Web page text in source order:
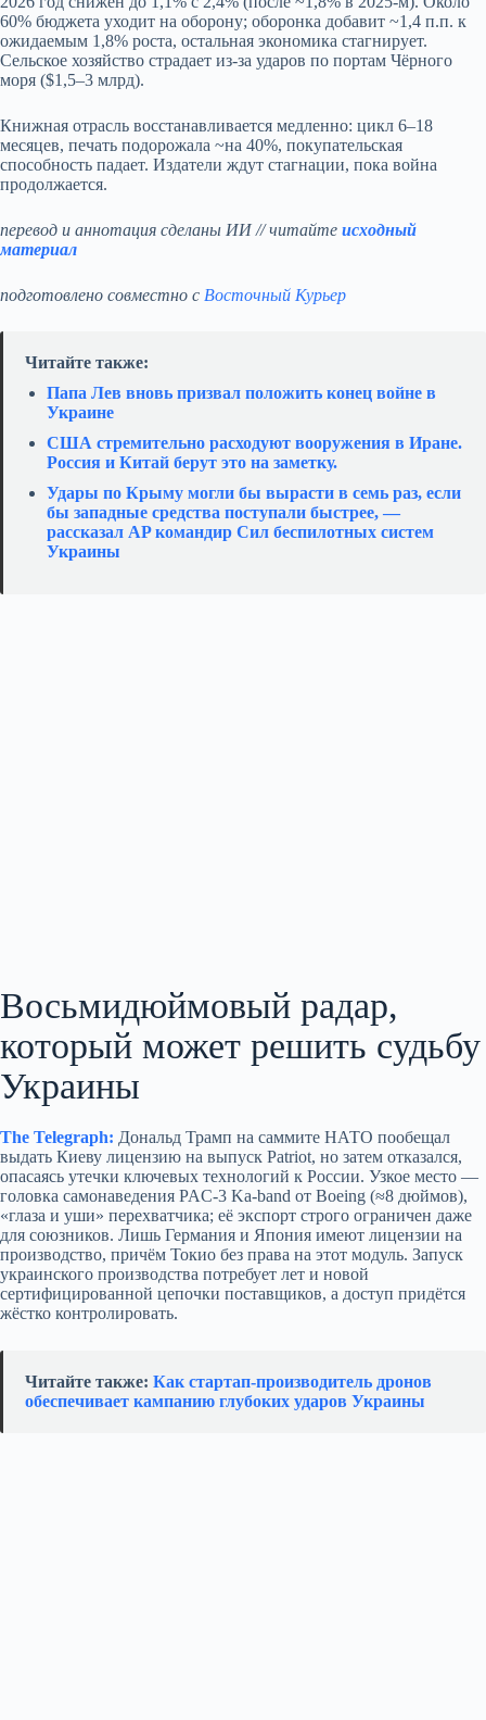
60% бюджета уходит на оборону; оборонка добавит ~1,4 п.п. к
ожидаемым 1,8% роста, остальная экономика стагнирует.
Сельское хозяйство страдает из‑за ударов по портам Чёрного
моря ($1,5–3 млрд).
Книжная отрасль восстанавливается медленно: цикл 6–18
месяцев, печать подорожала ~на 40%, покупательская
способность падает. Издатели ждут стагнации, пока война
продолжается.
перевод и аннотация сделаны ИИ // читайте исходный
материал
подготовлено совместно с Восточный Курьер
Читайте также:
Папа Лев вновь призвал положить конец войне в
Украине
США стремительно расходуют вооружения в Иране.
Россия и Китай берут это на заметку.
Удары по Крыму могли бы вырасти в семь раз, если
бы западные средства поступали быстрее, —
рассказал AP командир Сил беспилотных систем
Украины
Восьмидюймовый радар,
который может решить судьбу
Украины
The Telegraph: Дональд Трамп на саммите НАТО пообещал
выдать Киеву лицензию на выпуск Patriot, но затем отказался,
опасаясь утечки ключевых технологий к России. Узкое место —
головка самонаведения PAC‑3 Ka‑band от Boeing (≈8 дюймов),
«глаза и уши» перехватчика; её экспорт строго ограничен даже
для союзников. Лишь Германия и Япония имеют лицензии на
производство, причём Токио без права на этот модуль. Запуск
украинского производства потребует лет и новой
сертифицированной цепочки поставщиков, а доступ придётся
жёстко контролировать.
Читайте также: Как стартап‑производитель дронов
обеспечивает кампанию глубоких ударов Украины